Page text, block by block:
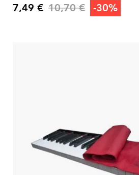
Preis
7,49 € Verkaufspreis
10,70 € -30%